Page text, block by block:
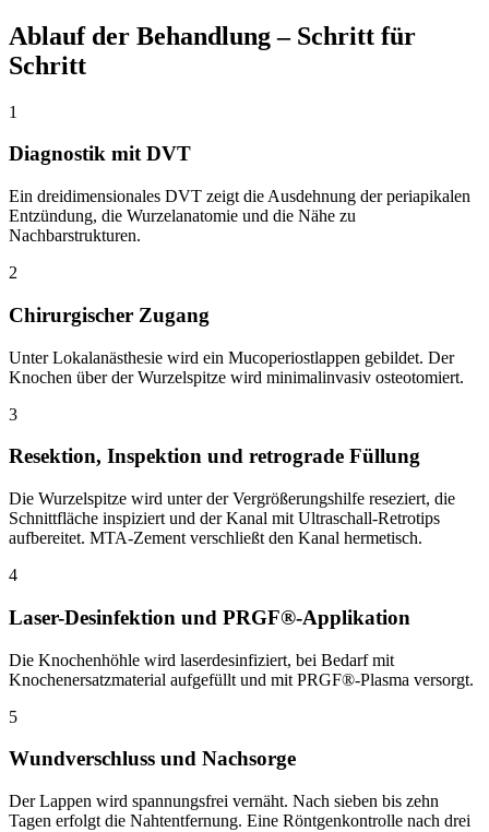
Ablauf der Behandlung – Schritt für
Schritt
1
Diagnostik mit DVT
Ein dreidimensionales DVT zeigt die Ausdehnung der periapikalen
Entzündung, die Wurzelanatomie und die Nähe zu
Nachbarstrukturen.
2
Chirurgischer Zugang
Unter Lokalanästhesie wird ein Mucoperiostlappen gebildet. Der
Knochen über der Wurzelspitze wird minimalinvasiv osteotomiert.
3
Resektion, Inspektion und retrograde Füllung
Die Wurzelspitze wird unter der Vergrößerungshilfe reseziert, die
Schnittfläche inspiziert und der Kanal mit Ultraschall-Retrotips
aufbereitet. MTA-Zement verschließt den Kanal hermetisch.
4
Laser-Desinfektion und PRGF®-Applikation
Die Knochenhöhle wird laserdesinfiziert, bei Bedarf mit
Knochenersatzmaterial aufgefüllt und mit PRGF®-Plasma versorgt.
5
Wundverschluss und Nachsorge
Der Lappen wird spannungsfrei vernäht. Nach sieben bis zehn
Tagen erfolgt die Nahtentfernung. Eine Röntgenkontrolle nach drei